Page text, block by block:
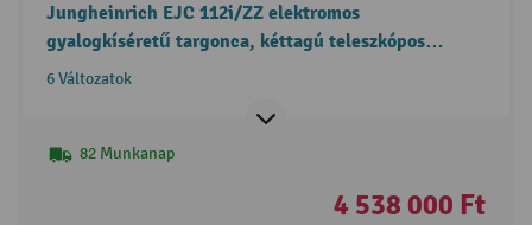
Jungheinrich EJC 112i/ZZ elektromos
gyalogkíséretű targonca, kéttagú teleszkópos
emelőoszlop, szabademeléssel
6 Változatok
82 Munkanap
4 538 000 Ft